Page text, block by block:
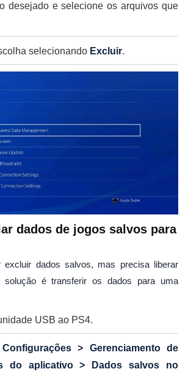
desejado e selecione os arquivos que
selecionando Excluir.
dados de jogos salvos para
excluir dados salvos, mas precisa liberar
solução é transferir os dados para uma
USB ao PS4.
Configurações > Gerenciamento de
do aplicativo > Dados salvos no